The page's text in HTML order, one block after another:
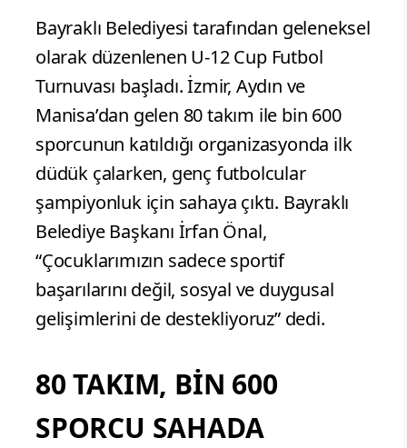
Bayraklı Belediyesi tarafından geleneksel
olarak düzenlenen U-12 Cup Futbol
Turnuvası başladı. İzmir, Aydın ve
Manisa’dan gelen 80 takım ile bin 600
sporcunun katıldığı organizasyonda ilk
düdük çalarken, genç futbolcular
şampiyonluk için sahaya çıktı. Bayraklı
Belediye Başkanı İrfan Önal,
“Çocuklarımızın sadece sportif
başarılarını değil, sosyal ve duygusal
gelişimlerini de destekliyoruz” dedi.
80 TAKIM, BİN 600
SPORCU SAHADA